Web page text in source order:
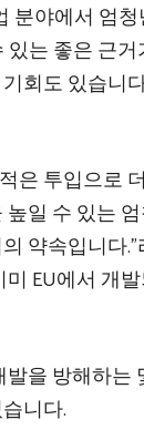
분야에서 엄
있는 좋은 근
회도 있습니
은 투입으로
일 수 있는
약속입니다
EU에서 개
을 방해하는
니다.